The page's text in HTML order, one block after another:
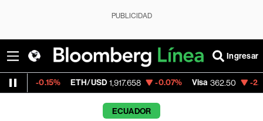
PUBLICIDAD
Ingresar
ETH/USD 1,917.658 -0.07% Visa 362.50 -2.15%
ECUADOR